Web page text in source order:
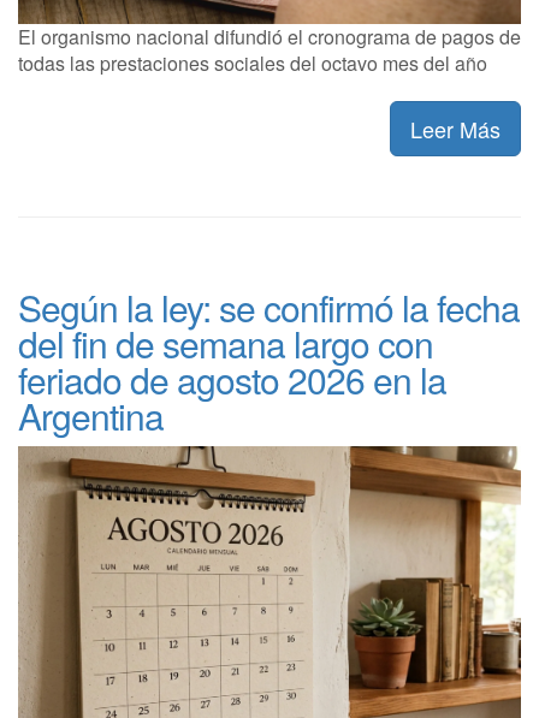
El organismo nacional difundió el cronograma de pagos de
todas las prestaciones sociales del octavo mes del año
Leer Más
Según la ley: se confirmó la fecha
del fin de semana largo con
feriado de agosto 2026 en la
Argentina